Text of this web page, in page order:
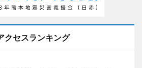
クセスランキング